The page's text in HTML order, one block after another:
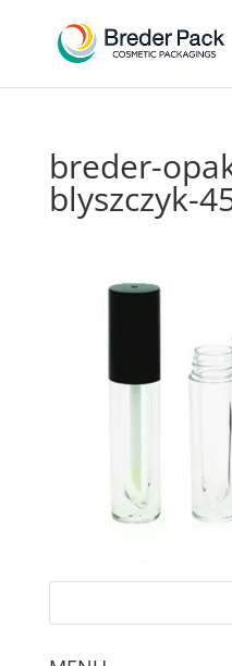
breder-
blyszczyk-